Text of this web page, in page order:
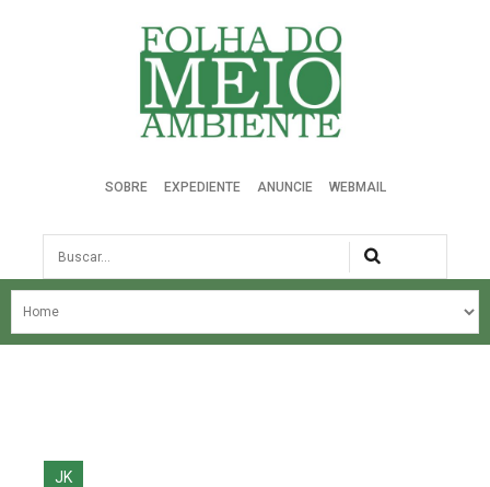
Folha do Meio Ambiente
SOBRE EXPEDIENTE ANUNCIE WEBMAIL
Busca
NOSSA HISTÓRIA
EDIÇÕES ANTERIORES
JK